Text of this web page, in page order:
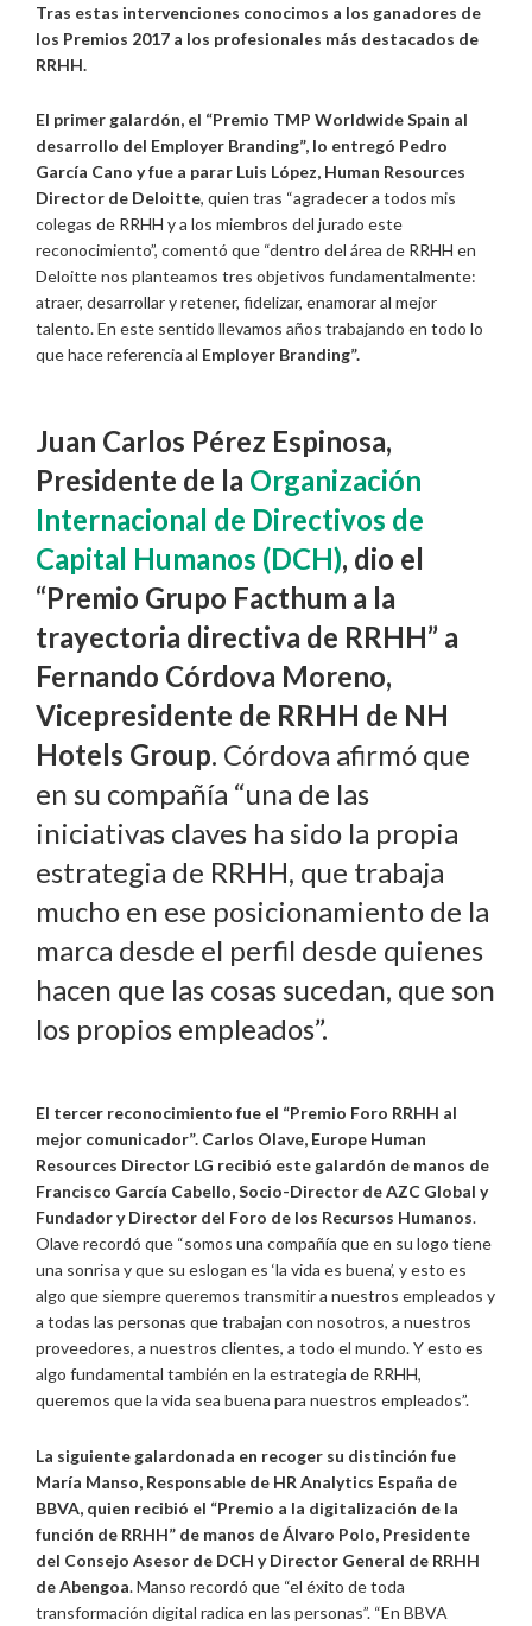
Tras estas intervenciones conocimos a los ganadores de
los Premios 2017 a los profesionales más destacados de
RRHH.
El primer galardón, el “Premio TMP Worldwide Spain al
desarrollo del Employer Branding”, lo entregó Pedro
García Cano y fue a parar Luis López, Human Resources
Director de Deloitte, quien tras “agradecer a todos mis
colegas de RRHH y a los miembros del jurado este
reconocimiento”, comentó que “dentro del área de RRHH en
Deloitte nos planteamos tres objetivos fundamentalmente:
atraer, desarrollar y retener, fidelizar, enamorar al mejor
talento. En este sentido llevamos años trabajando en todo lo
que hace referencia al Employer Branding”.
Juan Carlos Pérez Espinosa,
Presidente de la Organización
Internacional de Directivos de
Capital Humanos (DCH), dio el
“Premio Grupo Facthum a la
trayectoria directiva de RRHH” a
Fernando Córdova Moreno,
Vicepresidente de RRHH de NH
Hotels Group. Córdova afirmó que
en su compañía “una de las
iniciativas claves ha sido la propia
estrategia de RRHH, que trabaja
mucho en ese posicionamiento de la
marca desde el perfil desde quienes
hacen que las cosas sucedan, que son
los propios empleados”.
El tercer reconocimiento fue el “Premio Foro RRHH al
mejor comunicador”. Carlos Olave, Europe Human
Resources Director LG recibió este galardón de manos de
Francisco García Cabello, Socio-Director de AZC Global y
Fundador y Director del Foro de los Recursos Humanos.
Olave recordó que “somos una compañía que en su logo tiene
una sonrisa y que su eslogan es ‘la vida es buena’, y esto es
algo que siempre queremos transmitir a nuestros empleados y
a todas las personas que trabajan con nosotros, a nuestros
proveedores, a nuestros clientes, a todo el mundo. Y esto es
algo fundamental también en la estrategia de RRHH,
queremos que la vida sea buena para nuestros empleados”.
La siguiente galardonada en recoger su distinción fue
María Manso, Responsable de HR Analytics España de
BBVA, quien recibió el “Premio a la digitalización de la
función de RRHH” de manos de Álvaro Polo, Presidente
del Consejo Asesor de DCH y Director General de RRHH
de Abengoa. Manso recordó que “el éxito de toda
transformación digital radica en las personas”. “En BBVA